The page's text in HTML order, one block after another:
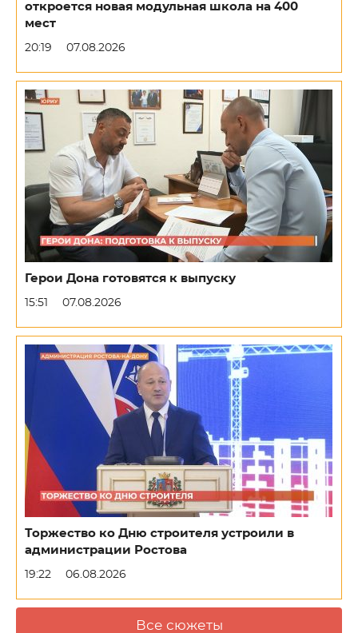
откроется новая модульная школа на 400
мест
20:19 07.08.2026
Герои Дона готовятся к выпуску
15:51 07.08.2026
Торжество ко Дню строителя устроили в
администрации Ростова
19:22 06.08.2026
Все сюжеты